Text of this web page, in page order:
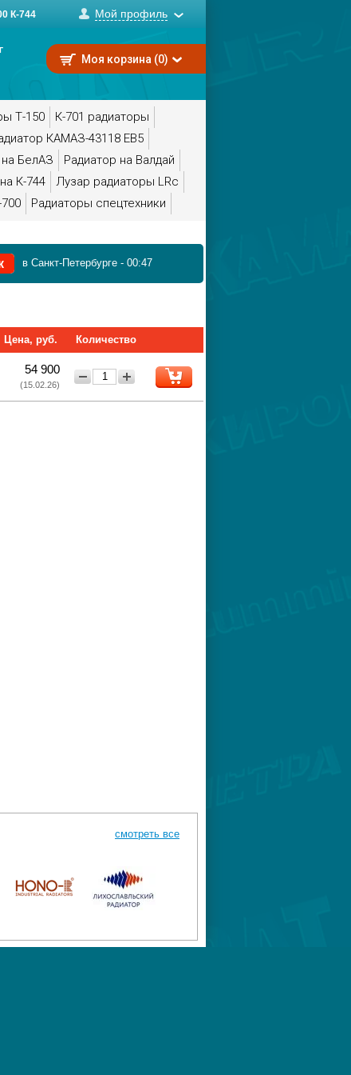
К-744 Мой профиль
Моя корзина (0)
Т-150
К-701 радиаторы
КАМАЗ-43118 ЕВ5
БелАЗ
Радиатор на Валдай
К-744
Лузар радиаторы LRc
Радиаторы спецтехники
в Санкт-Петербурге - 00:47
Цена, руб. Количество
54 900
(15.02.26)
+
смотреть все